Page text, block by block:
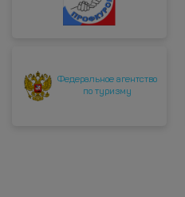
Федеральное агентство
по туризму